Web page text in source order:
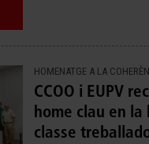
HOMENATGE A LA
CCOO i EUPV
home clau en
classe